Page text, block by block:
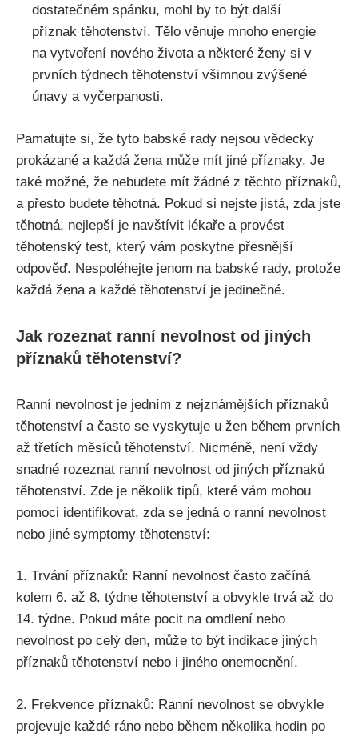
dostatečném spánku, mohl by to být další
příznak těhotenství. Tělo věnuje mnoho energie
na⁣ vytvoření​ nového života a​ některé ženy si ⁤v
prvních ‌týdnech těhotenství všimnou zvýšené
únavy a vyčerpanosti.
Pamatujte si, že tyto babské rady nejsou‍ vědecky
prokázané a každá žena může mít jiné příznaky. ⁣Je
také možné, že nebudete ‌mít⁤ žádné z těchto příznaků,
a přesto budete těhotná. Pokud si nejste jistá, zda jste
těhotná, nejlepší je navštívit ⁢lékaře a provést
těhotenský ​test, který vám poskytne přesnější
odpověď. Nespoléhejte⁤ jenom na babské​ rady, protože⁤
každá žena a každé těhotenství je jedinečné.
Jak⁣ rozeznat ranní nevolnost od jiných
příznaků těhotenství?
Ranní nevolnost je jedním​ z nejznámějších příznaků
těhotenství a často se vyskytuje u žen během prvních
až třetích měsíců těhotenství. Nicméně, není vždy
snadné rozeznat ranní‌ nevolnost⁣ od ‌jiných příznaků
⁤těhotenství. Zde je několik tipů, které vám mohou
pomoci identifikovat,⁤ zda se ‌jedná o ranní nevolnost
nebo jiné‍ symptomy⁤ těhotenství:
1. ⁤Trvání příznaků: Ranní nevolnost často začíná
kolem 6. až 8. týdne těhotenství a obvykle trvá až do
14. týdne. Pokud máte pocit na omdlení nebo
nevolnost po celý den, může to být‌ indikace jiných
příznaků těhotenství nebo i jiného onemocnění.
2. Frekvence příznaků: ⁢Ranní nevolnost se obvykle​
projevuje každé ‌ráno nebo ⁢během několika ⁣hodin po